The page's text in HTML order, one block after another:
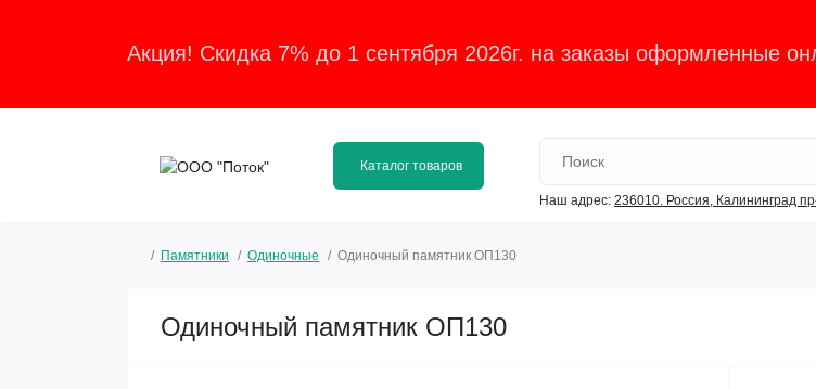
Акция! Скидка 7% до 1 сентября 2026г. на заказы оформленные
Каталог товаров
Наш адрес: 236010. Россия, Калининград
Памятники Одиночные Одиночный памятник ОП130
Одиночный памятник ОП130